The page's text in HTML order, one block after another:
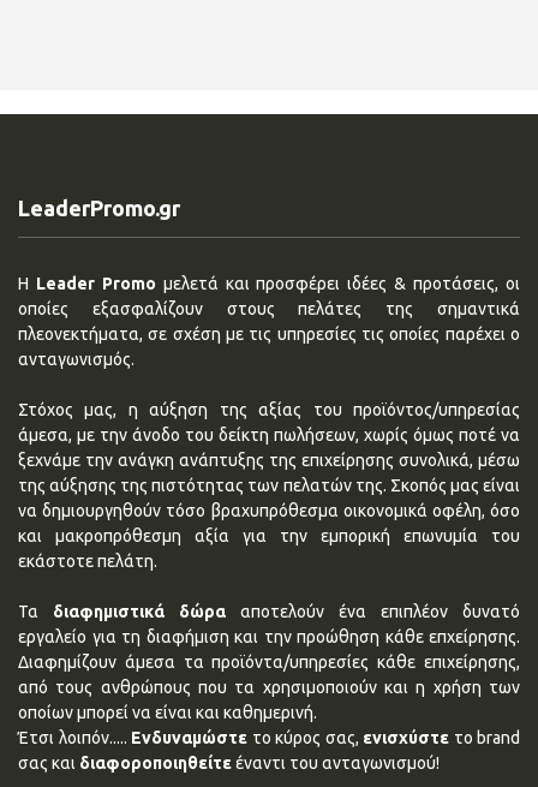
LeaderPromo.gr
Η Leader Promo μελετά και προσφέρει ιδέες & προτάσεις, οι
οποίες εξασφαλίζουν στους πελάτες της σημαντικά
πλεονεκτήματα, σε σχέση με τις υπηρεσίες τις οποίες παρέχει ο
ανταγωνισμός.
Στόχος μας, η αύξηση της αξίας του προϊόντος/υπηρεσίας
άμεσα, με την άνοδο του δείκτη πωλήσεων, χωρίς όμως ποτέ να
ξεχνάμε την ανάγκη ανάπτυξης της επιχείρησης συνολικά, μέσω
της αύξησης της πιστότητας των πελατών της. Σκοπός μας είναι
να δημιουργηθούν τόσο βραχυπρόθεσμα οικονομικά οφέλη, όσο
και μακροπρόθεσμη αξία για την εμπορική επωνυμία του
εκάστοτε πελάτη.
Τα διαφημιστικά δώρα αποτελούν ένα επιπλέον δυνατό
εργαλείο για τη διαφήμιση και την προώθηση κάθε επχείρησης.
Διαφημίζουν άμεσα τα προϊόντα/υπηρεσίες κάθε επιχείρησης,
από τους ανθρώπους που τα χρησιμοποιούν και η χρήση των
οποίων μπορεί να είναι και καθημερινή.
Έτσι λοιπόν..... Ενδυναμώστε το κύρος σας, ενισχύστε το brand
σας και διαφοροποιηθείτεέναντι του ανταγωνισμού!